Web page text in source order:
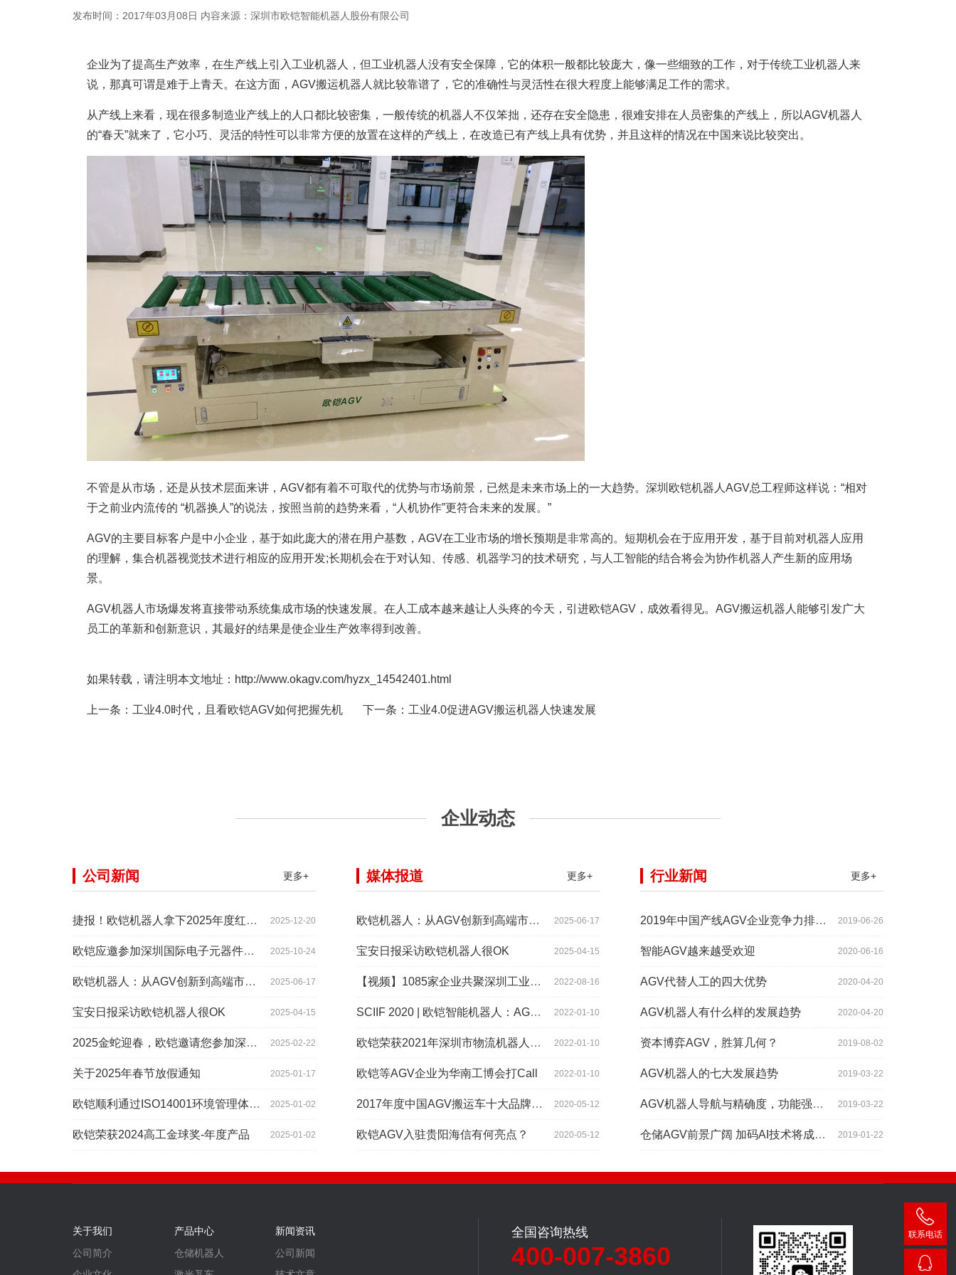
发布时间：2017年03月08日 内容来源：深圳市欧铠智能机器人股份有限公司
企业为了提高生产效率，在生产线上引入工业机器人，但工业机器人没有安全保障，它的体积一般都比较庞大，像一些细致的工作，对于传统工业机器人来
说，那真可谓是难于上青天。在这方面， AGV搬运机器人 就比较靠谱了，它的准确性与灵活性在很大程度上能够满足工作的需求。
从产线上来看，现在很多制造业产线上的人口都比较密集，一般传统的机器人不仅笨拙，还存在安全隐患，很难安排在人员密集的产线上，所以AGV机器人
的“春天”就来了，它小巧、灵活的特性可以非常方便的放置在这样的产线上，在改造已有产线上具有优势，并且这样的情况在中国来说比较突出。
不管是从市场，还是从技术层面来讲，AGV都有着不可取代的优势与市场前景，已然是未来市场上的一大趋势。深圳欧铠机器人AGV总工程师这样说：“相对
于之前业内流传的 “机器换人”的说法，按照当前的趋势来看，“人机协作”更符合未来的发展。”
AGV的主要目标客户是中小企业，基于如此庞大的潜在用户基数，AGV在工业市场的增长预期是非常高的。短期机会在于应用开发，基于目前对机器人应用
的理解，集合机器视觉技术进行相应的应用开发;长期机会在于对认知、传感、机器学习的技术研究，与人工智能的结合将会为协作机器人产生新的应用场
景。
AGV机器人市场爆发将直接带动系统集成市场的快速发展。在人工成本越来越让人头疼的今天，引进欧铠AGV，成效看得见。AGV搬运机器人能够引发广大
员工的革新和创新意识，其最好的结果是使企业生产效率得到改善。
如果转载，请注明本文地址：http://www.okagv.com/hyzx_14542401.html
上一条： 工业4.0时代，且看欧铠AGV如何把握先机 下一条： 工业4.0促进AGV搬运机器人快速发展
企业动态
更多+
公司新闻
2025-12-20
捷报！欧铠机器人拿下2025年度红帆奖！
2025-10-24
欧铠应邀参加深圳国际电子元器件展时间:2025年10月28-
2025-06-17
欧铠机器人：从AGV创新到高端市场的领导蜕变
2025-04-15
宝安日报采访欧铠机器人很OK
2025-02-22
2025金蛇迎春，欧铠邀请您参加深圳工业展
2025-01-17
关于2025年春节放假通知
2025-01-02
欧铠顺利通过ISO14001环境管理体系认证
2025-01-02
欧铠荣获2024高工金球奖-年度产品
更多+
媒体报道
2025-06-17
欧铠机器人：从AGV创新到高端市场的领导蜕变
2025-04-15
宝安日报采访欧铠机器人很OK
2022-08-16
【视频】1085家企业共聚深圳工业展，为“双链”畅通堵点、卡点
2022-01-10
SCIIF 2020 | 欧铠智能机器人：AGV自动化物流设备及系统
2022-01-10
欧铠荣获2021年深圳市物流机器人应用大赛创新项目奖
2022-01-10
欧铠等AGV企业为华南工博会打Call
2020-05-12
2017年度中国AGV搬运车十大品牌总评榜揭晓
2020-05-12
欧铠AGV入驻贵阳海信有何亮点？
更多+
行业新闻
2019-06-26
2019年中国产线AGV企业竞争力排行TOP10
2020-06-16
智能AGV越来越受欢迎
2020-04-20
AGV代替人工的四大优势
2020-04-20
AGV机器人有什么样的发展趋势
2019-08-02
资本博弈AGV，胜算几何？
2019-03-22
AGV机器人的七大发展趋势
2019-03-22
AGV机器人导航与精确度，功能强大到超出你想象
2019-01-22
仓储AGV前景广阔 加码AI技术将成为关键增长点
关于我们
公司简介
产品中心
仓储机器人
新闻资讯
公司新闻
全国咨询热线
400-007-3860
联系电话
400-